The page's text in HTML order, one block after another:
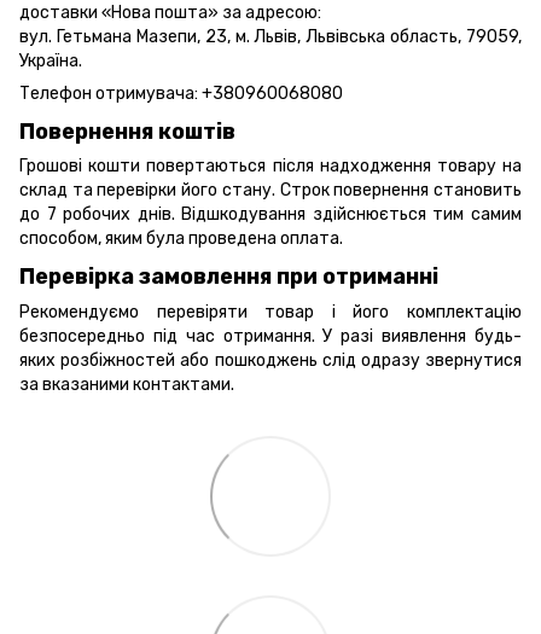
доставки «Нова пошта» за адресою:
вул. Гетьмана Мазепи, 23, м. Львів, Львівська область, 79059,
Україна.
Телефон отримувача: +380960068080
Повернення коштів
Грошові кошти повертаються після надходження товару на
склад та перевірки його стану. Строк повернення становить
до 7 робочих днів. Відшкодування здійснюється тим самим
способом, яким була проведена оплата.
Перевірка замовлення при отриманні
Рекомендуємо перевіряти товар і його комплектацію
безпосередньо під час отримання. У разі виявлення будь-
яких розбіжностей або пошкоджень слід одразу звернутися
за вказаними контактами.